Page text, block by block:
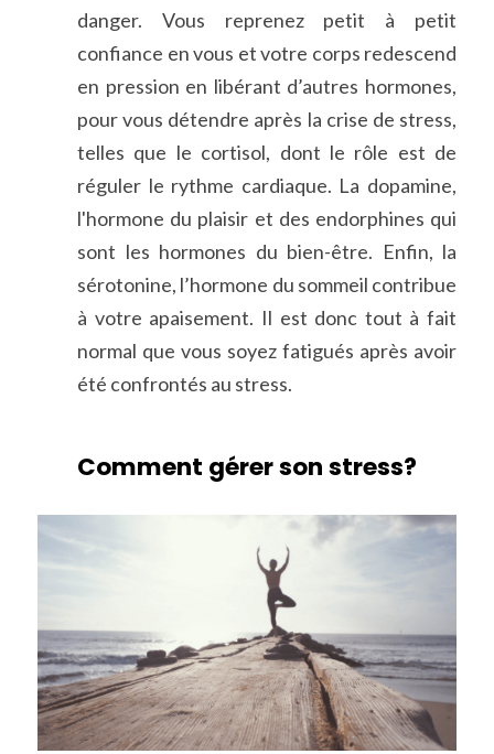
danger. Vous reprenez petit à petit
confiance en vous et votre corps redescend
en pression en libérant d’autres hormones,
pour vous détendre après la crise de stress,
telles que le cortisol, dont le rôle est de
réguler le rythme cardiaque. La dopamine,
l'hormone du plaisir et des endorphines qui
sont les hormones du bien-être. Enfin, la
sérotonine, l’hormone du sommeil contribue
à votre apaisement. Il est donc tout à fait
normal que vous soyez fatigués après avoir
été confrontés au stress.
Comment gérer son stress?